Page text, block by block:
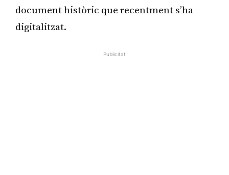
document històric que recentment s’ha
digitalitzat.
Publicitat